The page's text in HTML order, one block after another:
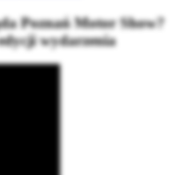
Poznań Motor Show?
wydarzenia